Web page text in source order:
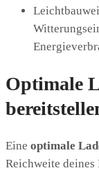
Optimale
Eine optimale
Reichweite